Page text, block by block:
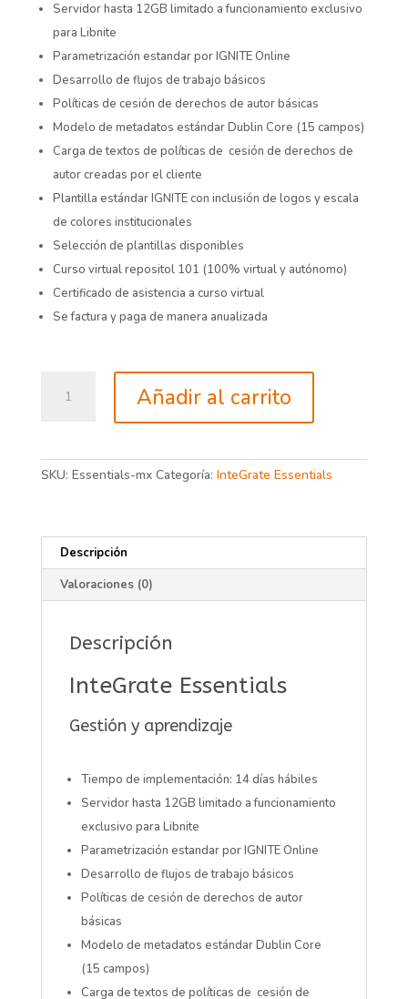
Servidor hasta 12GB limitado a funcionamiento exclusivo
para Libnite
Parametrización estandar por IGNITE Online
Desarrollo de flujos de trabajo básicos
Políticas de cesión de derechos de autor básicas
Modelo de metadatos estándar Dublin Core (15 campos)
Carga de textos de políticas de cesión de derechos de
autor creadas por el cliente
Plantilla estándar IGNITE con inclusión de logos y escala
de colores institucionales
Selección de plantillas disponibles
Curso virtual repositol 101 (100% virtual y autónomo)
Certificado de asistencia a curso virtual
Se factura y paga de manera anualizada
Essentials
Añadir al carrito
SKU: Essentials-mx Categoría: InteGrate Essentials
Descripción
Valoraciones (0)
Descripción
InteGrate Essentials
Gestión y aprendizaje
Tiempo de implementación: 14 días hábiles
Servidor hasta 12GB limitado a funcionamiento
exclusivo para Libnite
Parametrización estandar por IGNITE Online
Desarrollo de flujos de trabajo básicos
Políticas de cesión de derechos de autor
básicas
Modelo de metadatos estándar Dublin Core
(15 campos)
Carga de textos de políticas de cesión de